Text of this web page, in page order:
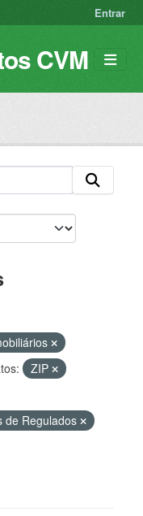
Entrar
CVM
ZIP
de Regulados